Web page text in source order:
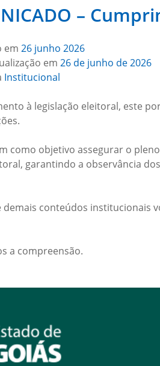
–
em 26 junho 2026
em 26 de junho de 2026
Institucional
à legislação eleitoral, este
como objetivo assegurar o
garantindo a observância
demais conteúdos institucionais
a compreensão.